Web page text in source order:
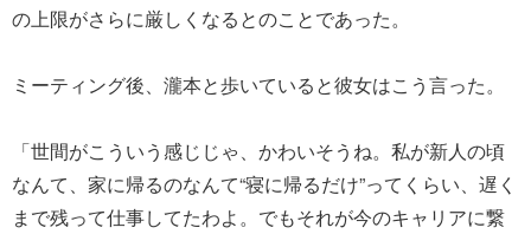
の上限がさらに厳しくなるとのことであった。
ミーティング後、瀧本と歩いていると彼女はこう言った。
「世間がこういう感じじゃ、かわいそうね。私が新人の頃
なんて、家に帰るのなんて“寝に帰るだけ”ってくらい、遅く
まで残って仕事してたわよ。でもそれが今のキャリアに繋